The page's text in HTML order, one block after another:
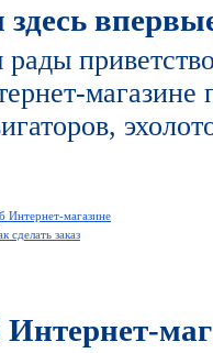
магазине
Интернет-магазине
сделать заказ